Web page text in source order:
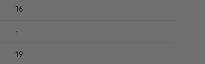
16
-
19